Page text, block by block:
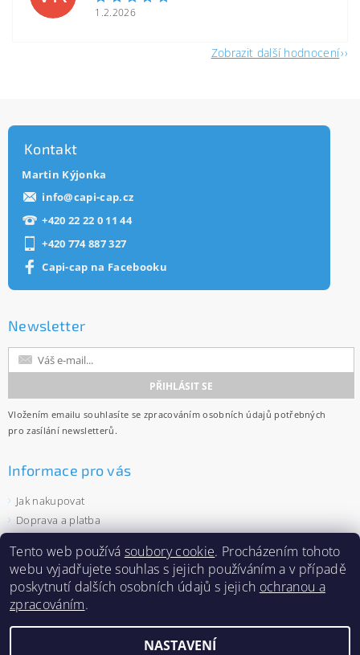
1.2.2026
Zobrazit další hodnocení
Kontakt
Martin Kýjonka
info@capi-cap.cz
+420 22 22 0 11 44
+420 774 887 327
Capi-cap na Facebooku
Newsletter
Vložením emailu souhlasíte se zpracováním osobních údajů potřebných
pro zasílání newsletterů.
Informace pro vás
Jak nakupovat
Doprava a platba
Ochrana osobních údajů
Velkoobchod
Zásady používání souborů cookies
Tento web používá soubory cookie. Procházením tohoto
webu vyjadřujete souhlas s jejich používáním a v případě
poskytnutí dalších osobních údajů s jejich ochranou a
zpracováním.
NASTAVENÍ